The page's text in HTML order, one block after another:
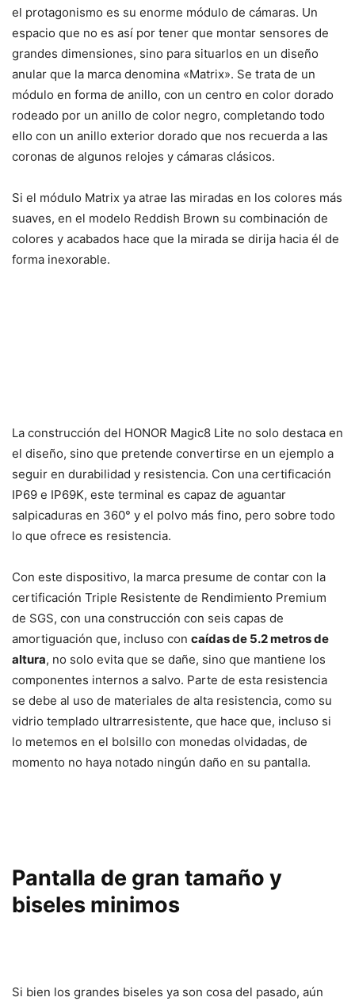
el protagonismo es su enorme módulo de cámaras. Un
espacio que no es así por tener que montar sensores de
grandes dimensiones, sino para situarlos en un diseño
anular que la marca denomina «Matrix». Se trata de un
módulo en forma de anillo, con un centro en color dorado
rodeado por un anillo de color negro, completando todo
ello con un anillo exterior dorado que nos recuerda a las
coronas de algunos relojes y cámaras clásicos.
Si el módulo Matrix ya atrae las miradas en los colores más
suaves, en el modelo Reddish Brown su combinación de
colores y acabados hace que la mirada se dirija hacia él de
forma inexorable.
La construcción del HONOR Magic8 Lite no solo destaca en
el diseño, sino que pretende convertirse en un ejemplo a
seguir en durabilidad y resistencia. Con una certificación
IP69 e IP69K, este terminal es capaz de aguantar
salpicaduras en 360° y el polvo más fino, pero sobre todo
lo que ofrece es resistencia.
Con este dispositivo, la marca presume de contar con la
certificación Triple Resistente de Rendimiento Premium
de SGS, con una construcción con seis capas de
amortiguación que, incluso con caídas de 5.2 metros de
altura, no solo evita que se dañe, sino que mantiene los
componentes internos a salvo. Parte de esta resistencia
se debe al uso de materiales de alta resistencia, como su
vidrio templado ultrarresistente, que hace que, incluso si
lo metemos en el bolsillo con monedas olvidadas, de
momento no haya notado ningún daño en su pantalla.
Pantalla de gran tamaño y
biseles minimos
Si bien los grandes biseles ya son cosa del pasado, aún